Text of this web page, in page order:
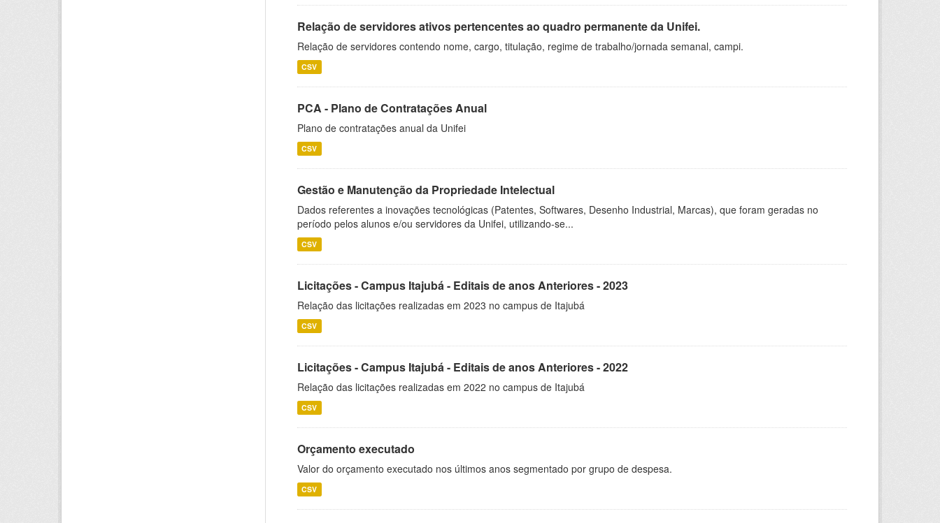
Relação de servidores ativos pertencentes ao quadro permanente da Unifei.
Relação de servidores contendo nome, cargo, titulação, regime de trabalho/jornada semanal, campi.
CSV
PCA - Plano de Contratações Anual
Plano de contratações anual da Unifei
CSV
Gestão e Manutenção da Propriedade Intelectual
Dados referentes a inovações tecnológicas (Patentes, Softwares, Desenho Industrial, Marcas), que foram geradas no
período pelos alunos e/ou servidores da Unifei, utilizando-se...
CSV
Licitações - Campus Itajubá - Editais de anos Anteriores - 2023
Relação das licitações realizadas em 2023 no campus de Itajubá
CSV
Licitações - Campus Itajubá - Editais de anos Anteriores - 2022
Relação das licitações realizadas em 2022 no campus de Itajubá
CSV
Orçamento executado
Valor do orçamento executado nos últimos anos segmentado por grupo de despesa.
CSV